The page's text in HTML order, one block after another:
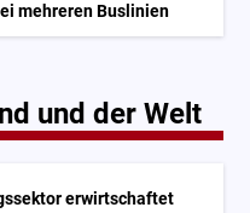
mehreren Buslinien
und der Welt
erwirtschaftet